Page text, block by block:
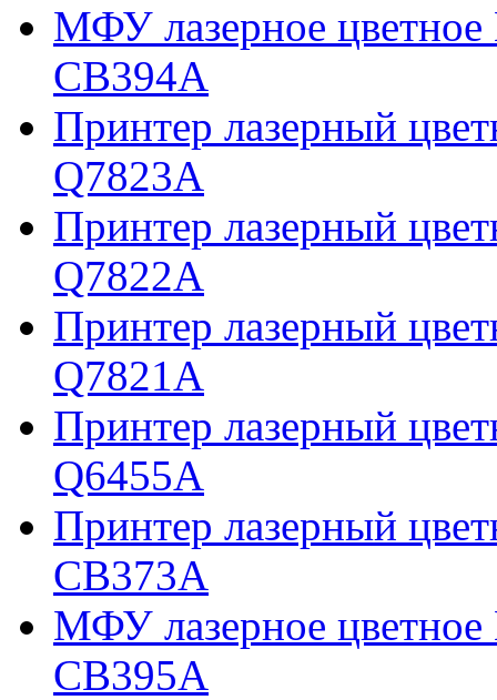
МФУ лазерное
CB394A
Принтер лазерный
Q7823A
Принтер лазерный
Q7822A
Принтер лазерный
Q7821A
Принтер лазерный
Q6455A
Принтер лазерный
CB373A
МФУ лазерное
CB395A